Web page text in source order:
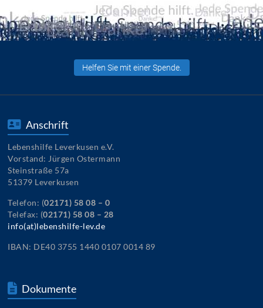
Helfen Sie mit einer Spende.
Anschrift
Lebenshilfe Leverkusen e.V.
Vorstand: Jürgen Ostermann
Steinstraße 57a
51379 Leverkusen
Telefon: (02171) 58 08 – 0
Telefax: (02171) 58 08 – 28
info(at)lebenshilfe-lev.de
IBAN: DE40 3755 1440 0107 0014 89
Dokumente